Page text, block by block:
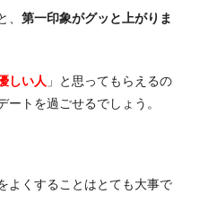
第一印象がグッと上がりま
しい人 」と思ってもらえるの
トを過ごせるでしょう。
よくすることはとても大事で